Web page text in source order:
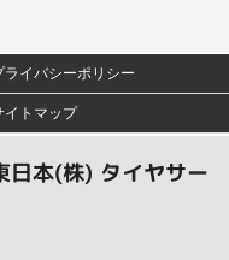
ライバシーポリシー
イトマップ
日本(株) タイヤサー